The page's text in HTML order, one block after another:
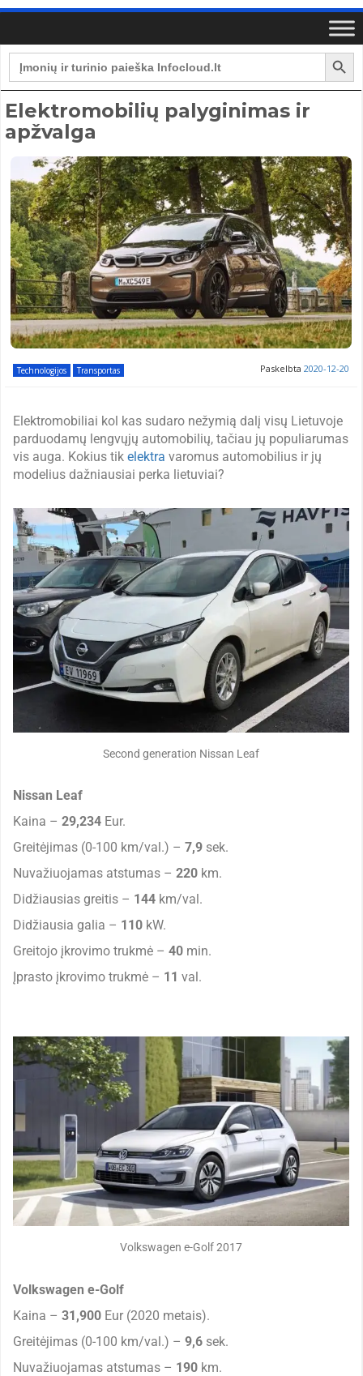
Search
for:
Search Button
Elektromobilių palyginimas ir
apžvalga
Technologijos Transportas Paskelbta 2020-12-20
Elektromobiliai kol kas sudaro nežymią dalį visų Lietuvoje
parduodamų lengvųjų automobilių, tačiau jų populiarumas
vis auga. Kokius tik elektra varomus automobilius ir jų
modelius dažniausiai perka lietuviai?
Second generation Nissan Leaf
Nissan Leaf
Kaina – 29,234 Eur.
Greitėjimas (0-100 km/val.) – 7,9 sek.
Nuvažiuojamas atstumas – 220 km.
Didžiausias greitis – 144 km/val.
Didžiausia galia – 110 kW.
Greitojo įkrovimo trukmė – 40 min.
Įprasto įkrovimo trukmė – 11 val.
Volkswagen e-Golf 2017
Volkswagen e-Golf
Kaina – 31,900 Eur (2020 metais).
Greitėjimas (0-100 km/val.) – 9,6 sek.
Nuvažiuojamas atstumas – 190 km.